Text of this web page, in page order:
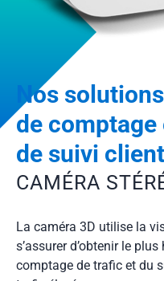
Nos solutions
de comptage
de suivi
CAMÉRA
La caméra 3D utilise la
s’assurer d’obtenir le
comptage de trafic et du